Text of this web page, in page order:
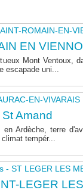
ROMAIN-EN-
EN
Mont Ventoux,
escapade uni...
EN-VIVARAIS
Amand
en Ardèche, terre
tempér...
- ST LEGER LES
LEGER